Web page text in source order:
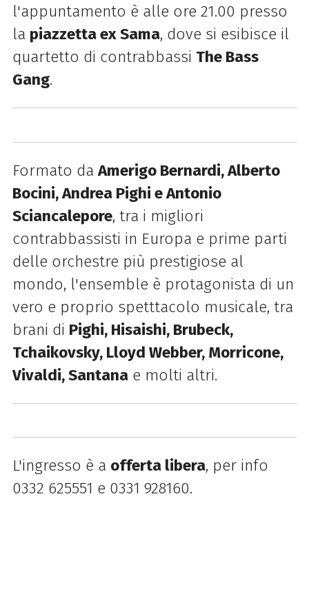
l'appuntamento è alle ore 21.00 presso
la piazzetta ex Sama, dove si esibisce il
quartetto di contrabbassi The Bass
Gang.
Formato daAmerigo Bernardi, Alberto
Bocini, Andrea Pighi e Antonio
Sciancalepore, tra i migliori
contrabbassisti in Europa e prime parti
delle orchestre più prestigiose al
mondo, l'ensemble è protagonista di un
vero e proprio spetttacolo musicale, tra
brani di Pighi, Hisaishi, Brubeck,
Tchaikovsky, Lloyd Webber, Morricone,
Vivaldi, Santanae molti altri.
L'ingresso è a offerta libera, per info
0332 625551 e 0331 928160.